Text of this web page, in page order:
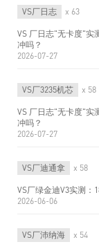
VS厂日志 x 63
VS 厂日志"无卡度"实
冲吗？
2026-07-27
VS厂3235机芯 x 58
VS 厂日志"无卡度"实
冲吗？
2026-07-27
VS厂迪通拿 x 58
VS厂绿金迪V3实测：
2026-06-06
VS厂沛纳海 x 54